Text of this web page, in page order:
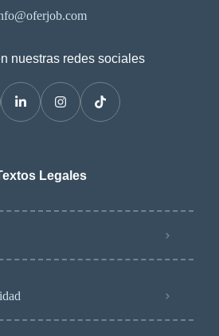
nuestras redes sociales
Legales